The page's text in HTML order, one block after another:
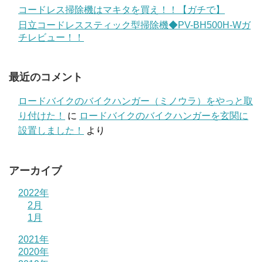
コードレス掃除機はマキタを買え！！【ガチで】
日立コードレススティック型掃除機◆PV-BH500H-Wガ
チレビュー！！
最近のコメント
ロードバイクのバイクハンガー（ミノウラ）をやっと取
り付けた！
に ロードバイクのバイクハンガーを玄関に
設置しました！
より
アーカイブ
2022年
2月
1月
2021年
2020年